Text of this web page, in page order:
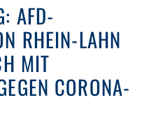
AFD-
RHEIN-LAHN
MIT
CORONA-